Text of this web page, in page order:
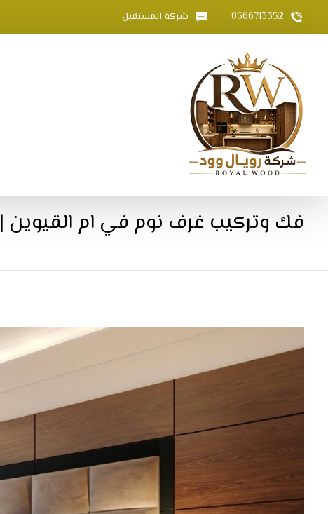
0566713352 شركة المستقبل
فك وتركيب غرف نوم في ام القيوين |0566713352